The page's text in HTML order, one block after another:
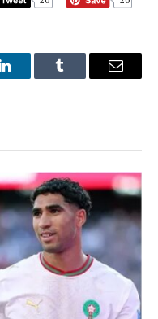
LinkedInTumblr Email